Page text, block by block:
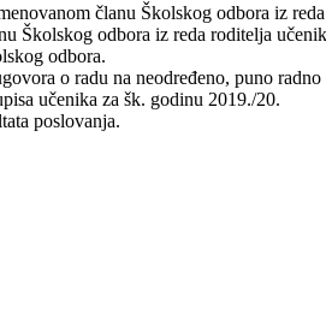
članu Školskog odbora iz
Školskog odbora iz reda roditelja
odbora.
o radu na neodređeno, puno
učenika za šk. godinu 2019./20.
poslovanja.